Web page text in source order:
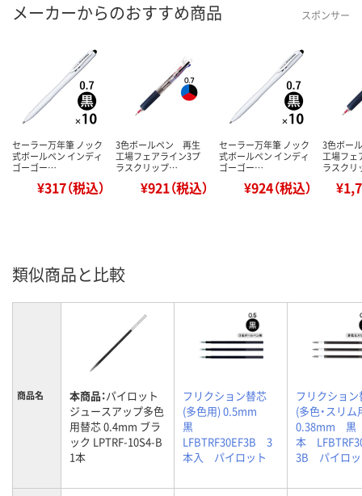
メーカーからのおすすめ商品 スポンサー
セーラー万年筆 ノック
式ボールペン インディ
ゴーゴー…
¥317（税込）
3色ボールペン 再生
工場フェアライン3プ
ラスクリップ…
¥921（税込）
セーラー万年筆 ノック
式ボールペン インディ
ゴーゴー…
¥924（税込）
3色ボー
工場フェ
ラスク
類似商品と比較
商品名 本商品：パイロット
ジュースアップ多色
用替芯 0.4mm ブラ
ック LPTRF-10S4-B
1本
フリクション替芯
(多色用) 0.5mm
黒
LFBTRF30EF3B 3
本入 パイロット
フリクション
(多色・スリ
0.38mm
本
3B パイロ